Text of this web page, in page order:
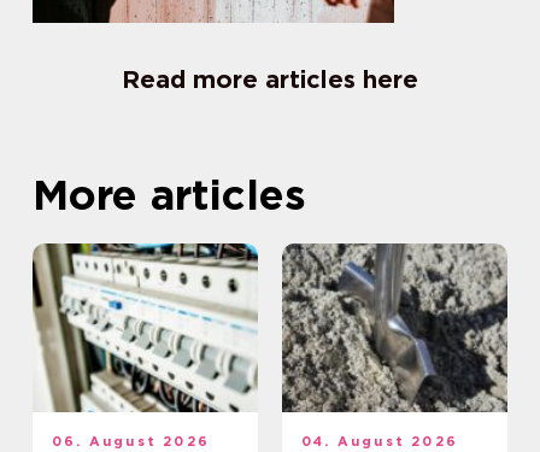
Read more articles here
More articles
06. August 2026 04. August 2026